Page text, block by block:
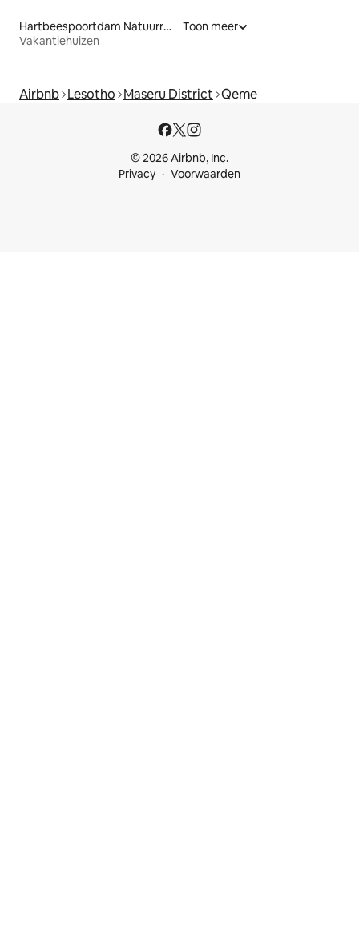
Hartbeespoortdam Natuurreservaat
Vakantiehuizen
Toon meer
Airbnb Lesotho Maseru District Qeme
© 2026 Airbnb, Inc.
Privacy
Voorwaarden